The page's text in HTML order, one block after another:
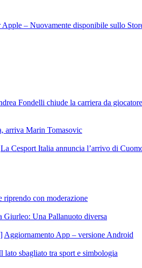
Apple – Nuovamente disponibile sullo
Fondelli chiude la carriera da
arriva Marin Tomasovic
La Cesport Italia annuncia l’arrivo di
con moderazione
Giurleo: Una Pallanuoto diversa
Aggiornamento App – versione Android
lato sbagliato tra sport e simbologia